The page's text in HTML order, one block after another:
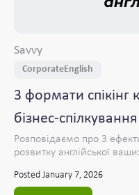
Savvy
CorporateEnglish
3 формати спікінг
бізнес-
Розповідаємо про 3
розвитку англійської
Posted January 7, 2026